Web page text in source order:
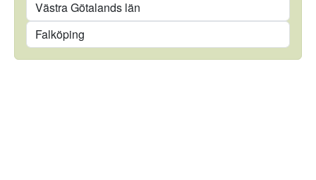
Kommun